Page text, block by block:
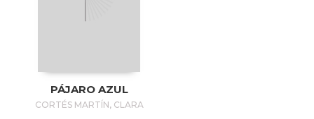
PÁJARO AZUL
CORTÉS MARTÍN, CLARA